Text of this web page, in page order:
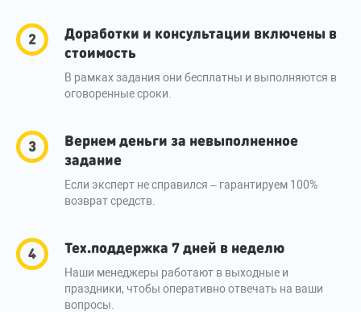
Доработки и консультации включены в
стоимость
В рамках задания они бесплатны и выполняются в
оговоренные сроки.
Вернем деньги за невыполненное
задание
Если эксперт не справился – гарантируем 100%
возврат средств.
Тех.поддержка 7 дней в неделю
Наши менеджеры работают в выходные и
праздники, чтобы оперативно отвечать на ваши
вопросы.